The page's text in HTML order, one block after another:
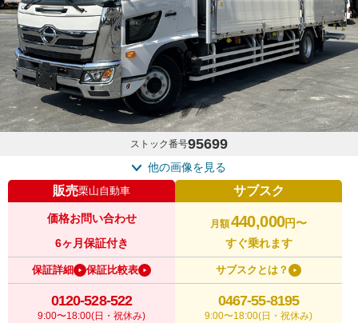
ストック番号95699
他の画像を見る
販売栗山自動車
価格お問い合わせ
6ヶ月保証付き
保証詳細 保証比較表
0120-528-522
9:00〜18:00(日・祝休み)
サブスク
月額440,000円〜
すぐ乗れます
サブスクとは？
0467-55-8195
9:00〜18:00(日・祝休み)